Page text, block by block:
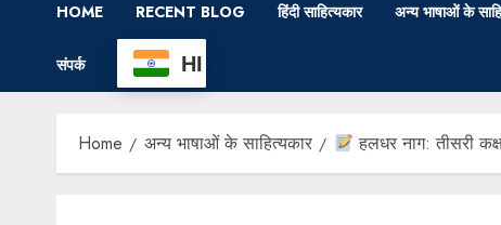
HOME RECENT BLOG हिंदी साहित्यकार अन्य भाषाओं के
संपर्क HI
Home अन्य भाषाओं के साहित्यकार हलधर नाग: तीसरी